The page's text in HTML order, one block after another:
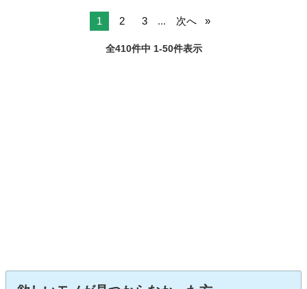
1 2 3 ... 次へ
全410件中 1-50件表示